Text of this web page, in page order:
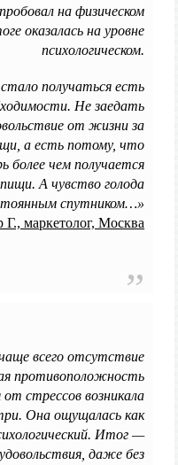
на физическом
оказалась на уровне
психологическом.
получаться есть
Не заедать
от жизни за
а есть потому, что
более чем получается
А чувство голода
спутником…»
Г., маркетолог, Москва
всего отсутствие
противоположность
стрессов возникала
Она ощущалась как
Итог —
даже без